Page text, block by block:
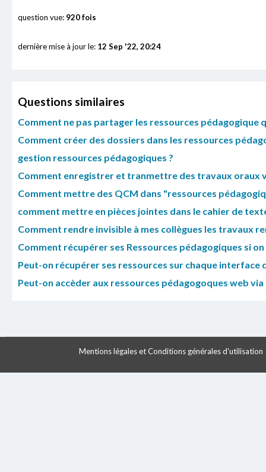
question vue: 920 fois
dernière mise à jour le: 12 Sep '22, 20:24
Questions similaires
Comment ne pas partager les ressources pédagogique
Comment créer des dossiers dans les ressources
gestion ressources pédagogiques ?
Comment enregistrer et tranmettre des travaux oraux
Comment mettre des QCM dans "ressources
comment mettre en pièces jointes dans le cahier de
Comment rendre invisible à mes collègues les travaux
Comment récupérer ses Ressources pédagogiques si
Peut-on récupérer ses ressources sur chaque
Peut-on accèder aux ressources pédagogoques web
Mentions légales et Conditions générales d'utilisation